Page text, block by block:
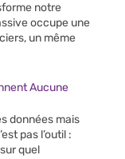
notre
occupe une
un même
Aucune
données mais
pas l’outil :
quel